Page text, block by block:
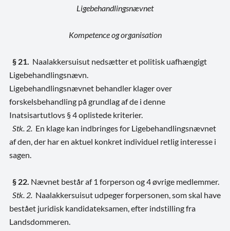
Ligebehandlingsnævnet
Kompetence og organisation
§ 21.
Naalakkersuisut nedsætter et politisk uafhængigt
Ligebehandlingsnævn.
Ligebehandlingsnævnet behandler klager over
forskelsbehandling på grundlag af de i denne
Inatsisartutlovs § 4 oplistede kriterier.
Stk. 2. En klage kan indbringes for Ligebehandlingsnævnet
af den, der har en aktuel konkret individuel retlig interesse i
sagen.
§ 22. Nævnet består af 1 forperson og 4 øvrige medlemmer.
Stk. 2. Naalakkersuisut udpeger forpersonen, som skal have
bestået juridisk kandidateksamen, efter indstilling fra
Landsdommeren.